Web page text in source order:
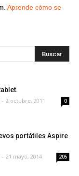
Aprende cómo se
- 2 octubre, 2011 0
portátiles Aspire
- 21 mayo, 2014 205